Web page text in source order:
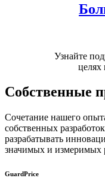
Узнайте
целях
Собственные
Сочетание нашего
собственных
разрабатывать
значимых и измеримых
GuardPrice